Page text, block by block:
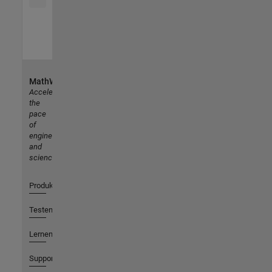
MathWorks
Accelerating
the
pace
of
engineering
and
science
Produkte
Testen oder Kaufen
Lernen
Support